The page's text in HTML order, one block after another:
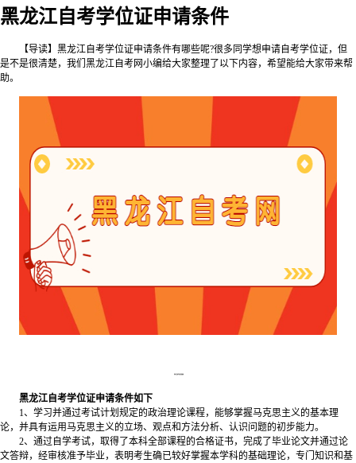
黑龙江自考学位证申请条件
【导读】黑龙江自考学位证申请条件有哪些呢?很多同学想申请自考学位证，但
是不是很清楚，我们黑龙江自考网小编给大家整理了以下内容，希望能给大家带来帮
助。
黑龙江自考学位证申请条件如下
1、学习并通过考试计划规定的政治理论课程，能够掌握马克思主义的基本理
论，并具有运用马克思主义的立场、观点和方法分析、认识问题的初步能力。
2、通过自学考试，取得了本科全部课程的合格证书，完成了毕业论文并通过论
文答辩，经审核准予毕业，表明考生确已较好掌握本学科的基础理论，专门知识和基